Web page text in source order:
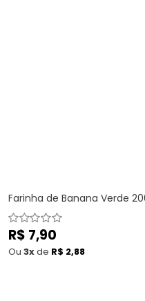
Farinha de Banana Verde
Preço
normal
R$ 7,90
Ou 3xde R$ 2,88